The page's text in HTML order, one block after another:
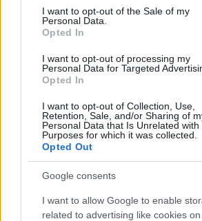
consent section.
I want to opt-out of the Sale of my
Personal Data.
Opted In
I want to opt-out of processing my
Personal Data for Targeted
Opted In
I want to opt-out of Collection, Use,
Retention, Sale, and/or Sharing of
Personal Data that Is Unrelated with
Purposes for which it was collected.
Opted Out
Google consents
I want to allow Google to enable
related to advertising like cookies
2026.08.07. Kiss Lajos
vasútvonalon, alapos késések
menetrendhez képest, kimaradás
Napok óta tart a rendkívüli kánikula, a
JNSZ megyei hírek